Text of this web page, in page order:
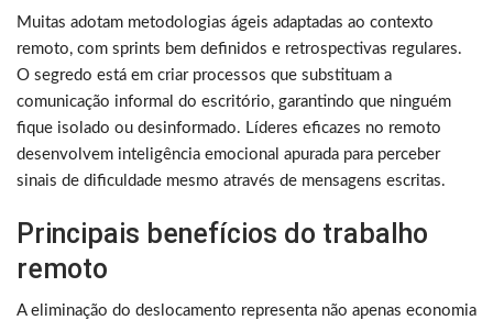
Muitas adotam metodologias ágeis adaptadas ao contexto
remoto, com sprints bem definidos e retrospectivas regulares.
O segredo está em criar processos que substituam a
comunicação informal do escritório, garantindo que ninguém
fique isolado ou desinformado. Líderes eficazes no remoto
desenvolvem inteligência emocional apurada para perceber
sinais de dificuldade mesmo através de mensagens escritas.
Principais benefícios do trabalho
remoto
A eliminação do deslocamento representa não apenas economia